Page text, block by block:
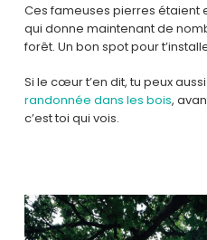
Ces fameuses pierres étaient
qui donne maintenant de
forêt. Un bon spot pour
Si le cœur t’en dit, tu peux
randonnée dans les bois,
c’est toi qui vois.